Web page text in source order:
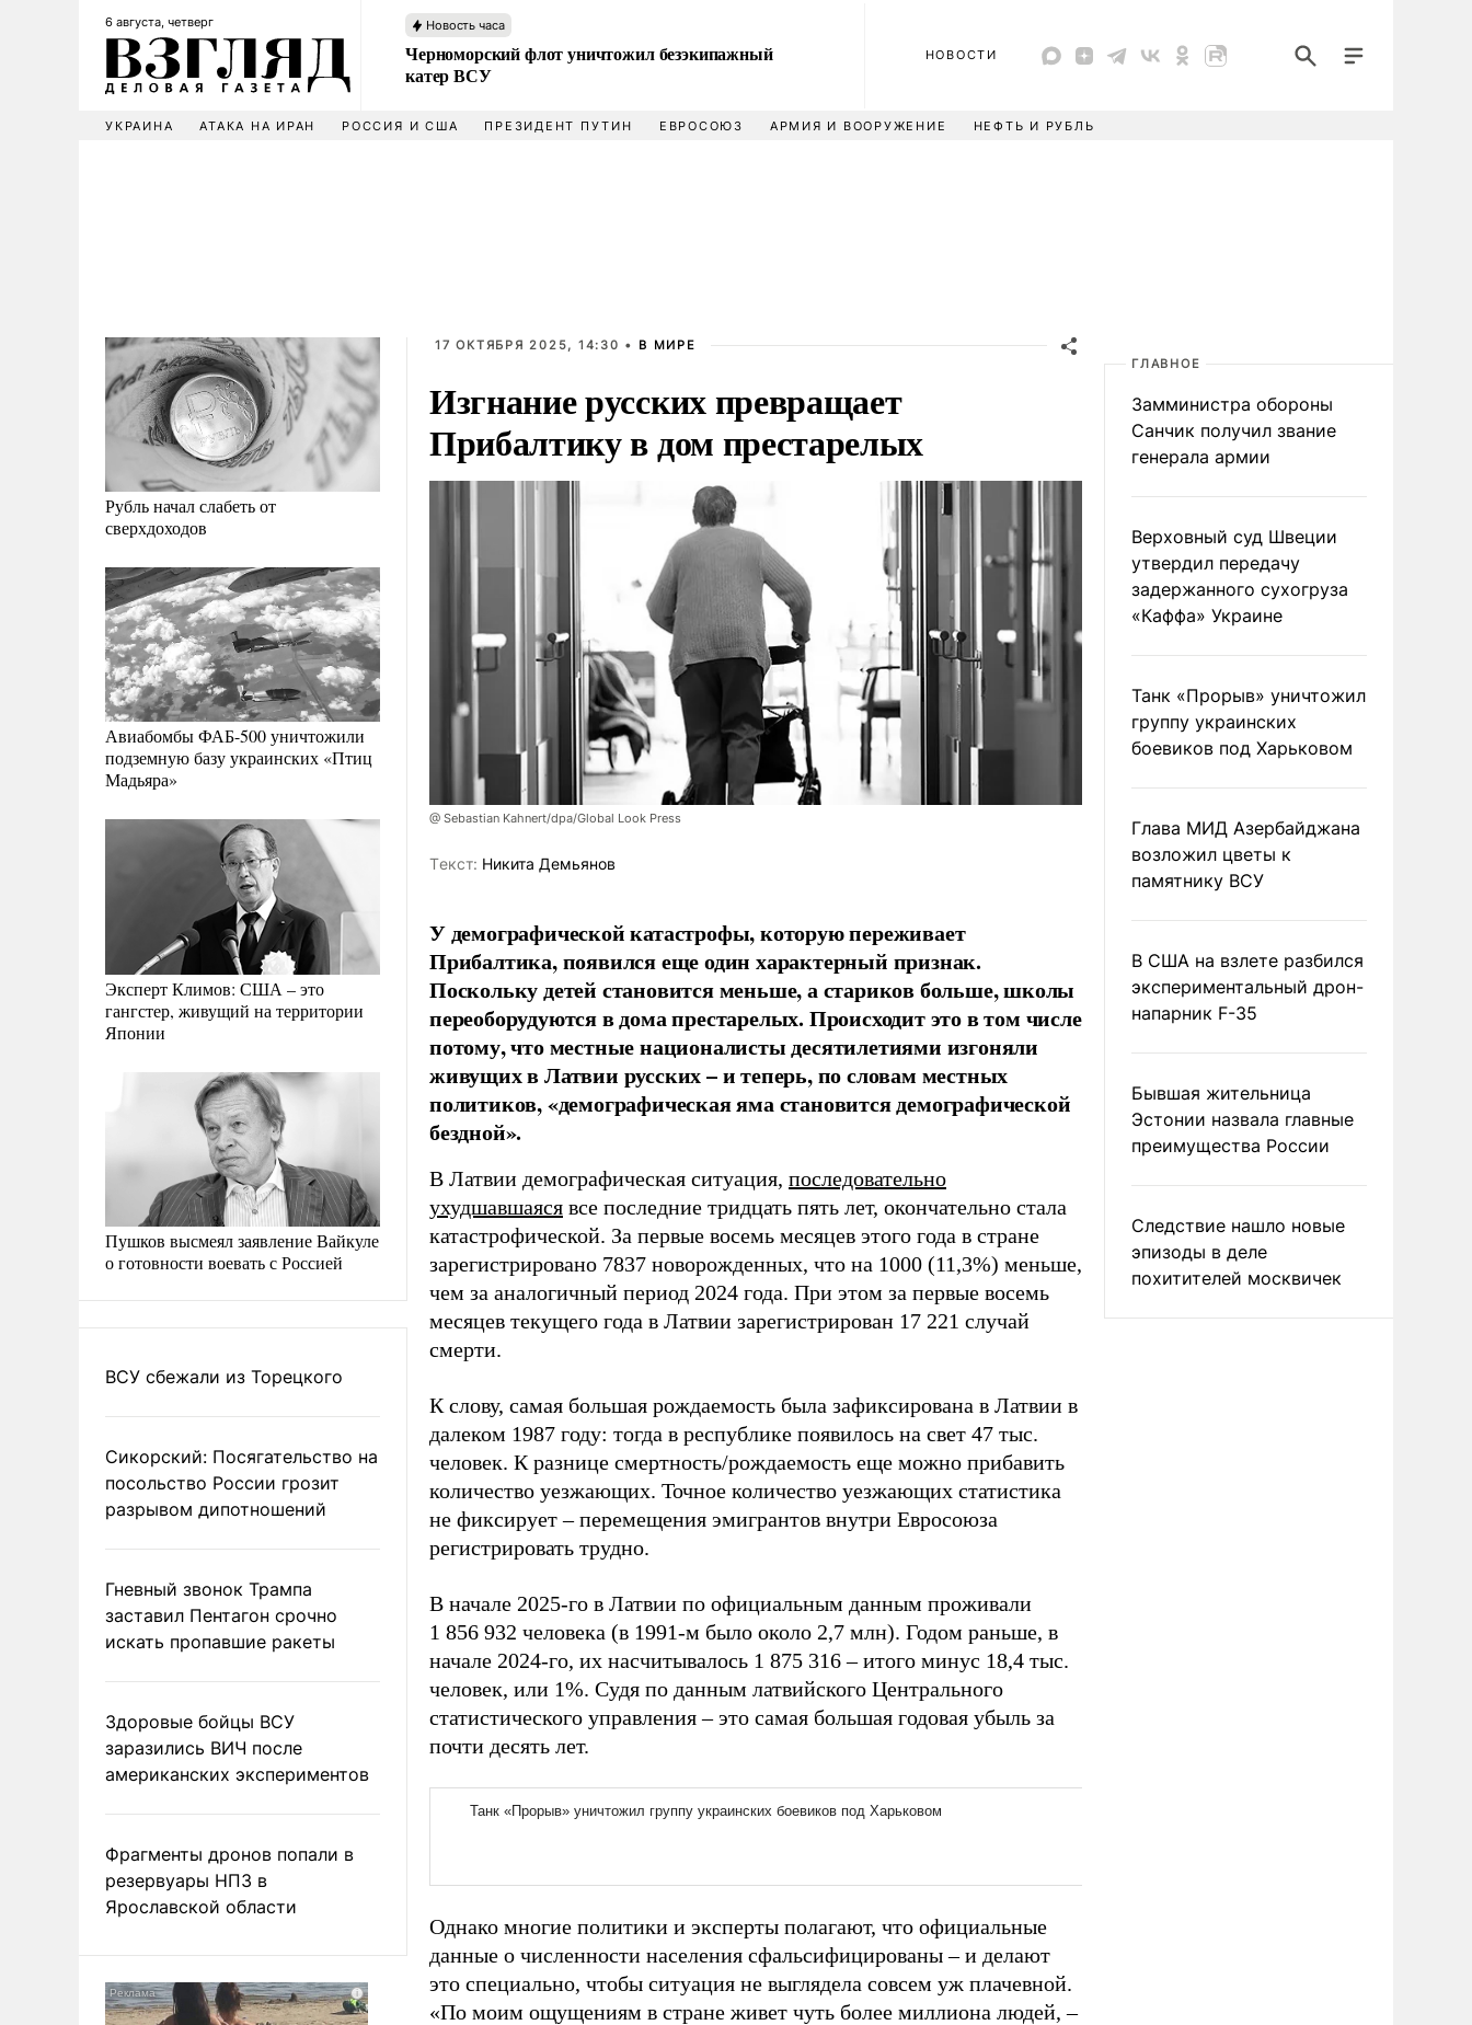
6 августа, четверг Новость часа
Черноморский флот уничтожил безэкипажный
катер ВСУ
НОВОСТИ
УКРАИНА АТАКА НА ИРАН РОССИЯ И США ПРЕЗИДЕНТ ПУТИН ЕВРОСОЮЗ АРМИЯ И ВООРУЖЕНИЕ НЕФТЬ И РУБЛЬ
Рубль начал слабеть от
сверхдоходов
Авиабомбы ФАБ-500 уничтожили
подземную базу украинских «Птиц
Мадьяра»
Эксперт Климов: США – это
гангстер, живущий на территории
Японии
Пушков высмеял заявление Вайкуле
о готовности воевать с Россией
ВСУ сбежали из Торецкого
Сикорский: Посягательство на
посольство России грозит
разрывом дипотношений
Гневный звонок Трампа
заставил Пентагон срочно
искать пропавшие ракеты
Здоровые бойцы ВСУ
заразились ВИЧ после
американских экспериментов
Фрагменты дронов попали в
резервуары НПЗ в
Ярославской области
17 ОКТЯБРЯ 2025, 14:30 • В МИРЕ
Изгнание русских превращает
Прибалтику в дом престарелых
@ Sebastian Kahnert/dpa/Global Look Press
Tекст: Никита Демьянов
У демографической катастрофы, которую переживает
Прибалтика, появился еще один характерный признак.
Поскольку детей становится меньше, а стариков больше, школы
переоборудуются в дома престарелых. Происходит это в том числе
потому, что местные националисты десятилетиями изгоняли
живущих в Латвии русских – и теперь, по словам местных
политиков, «демографическая яма становится демографической
бездной».
В Латвии демографическая ситуация, последовательно
ухудшавшаяся все последние тридцать пять лет, окончательно стала
катастрофической. За первые восемь месяцев этого года в стране
зарегистрировано 7837 новорожденных, что на 1000 (11,3%) меньше,
чем за аналогичный период 2024 года. При этом за первые восемь
месяцев текущего года в Латвии зарегистрирован 17 221 случай
смерти.
К слову, самая большая рождаемость была зафиксирована в Латвии в
далеком 1987 году: тогда в республике появилось на свет 47 тыс.
человек. К разнице смертность/рождаемость еще можно прибавить
количество уезжающих. Точное количество уезжающих статистика
не фиксирует – перемещения эмигрантов внутри Евросоюза
регистрировать трудно.
В начале 2025-го в Латвии по официальным данным проживали
1 856 932 человека (в 1991-м было около 2,7 млн). Годом раньше, в
начале 2024-го, их насчитывалось 1 875 316 – итого минус 18,4 тыс.
человек, или 1%. Cудя по данным латвийского Центрального
статистического управления – это самая большая годовая убыль за
почти десять лет.
Однако многие политики и эксперты полагают, что официальные
данные о численности населения сфальсифицированы – и делают
это специально, чтобы ситуация не выглядела совсем уж плачевной.
«По моим ощущениям в стране живет чуть более миллиона людей, –
ГЛАВНОЕ
Замминистра обороны
Санчик получил звание
генерала армии
Верховный суд Швеции
утвердил передачу
задержанного сухогруза
«Каффа» Украине
Танк «Прорыв» уничтожил
группу украинских
боевиков под Харьковом
Глава МИД Азербайджана
возложил цветы к
памятнику ВСУ
В США на взлете разбился
экспериментальный дрон-
напарник F-35
Бывшая жительница
Эстонии назвала главные
преимущества России
Следствие нашло новые
эпизоды в деле
похитителей москвичек